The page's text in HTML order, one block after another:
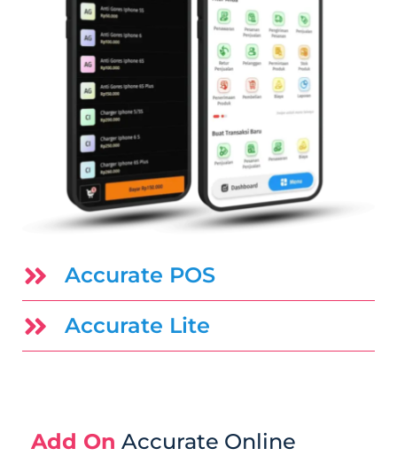
Accurate POS
Accurate Lite
Add On Accurate Online